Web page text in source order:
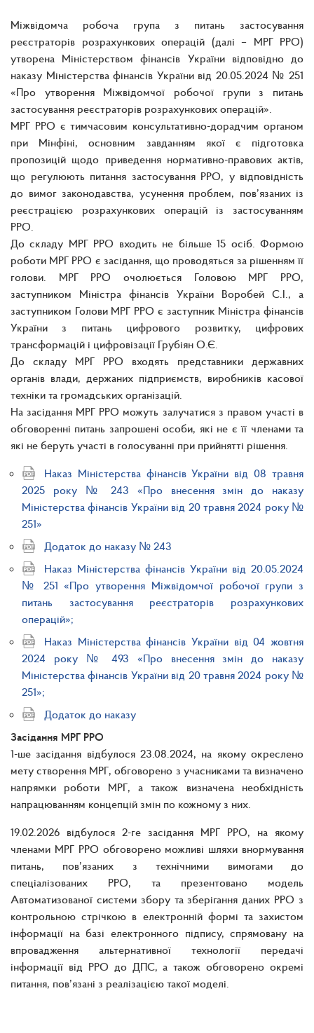
Міжвідомча робоча група з питань застосування
реєстраторів розрахункових операцій (далі – МРГ РРО)
утворена Міністерством фінансів України відповідно до
наказу Міністерства фінансів України від 20.05.2024 № 251
«Про утворення Міжвідомчої робочої групи з питань
застосування реєстраторів розрахункових операцій».
МРГ РРО є тимчасовим консультативно-дорадчим органом
при Мінфіні, основним завданням якої є підготовка
пропозицій щодо приведення нормативно-правових актів,
що регулюють питання застосування РРО, у відповідність
до вимог законодавства, усунення проблем, пов’язаних із
реєстрацією розрахункових операцій із застосуванням
РРО.
До складу МРГ РРО входить не більше 15 осіб. Формою
роботи МРГ РРО є засідання, що проводяться за рішенням її
голови. МРГ РРО очолюється Головою МРГ РРО,
заступником Міністра фінансів України Воробей С.І., а
заступником Голови МРГ РРО є заступник Міністра фінансів
України з питань цифрового розвитку, цифрових
трансформацій і цифровізації Грубіян О.Є.
До складу МРГ РРО входять представники державних
органів влади, держаних підприємств, виробників касової
техніки та громадських організацій.
На засідання МРГ РРО можуть залучатися з правом участі в
обговоренні питань запрошені особи, які не є її членами та
які не беруть участі в голосуванні при прийнятті рішення.
Наказ Міністерства фінансів України від 08 травня
2025 року № 243 «Про внесення змін до наказу
Міністерства фінансів України від 20 травня 2024 року №
251»
Додаток до наказу № 243
Наказ Міністерства фінансів України від 20.05.2024
№ 251 «Про утворення Міжвідомчої робочої групи з
питань застосування реєстраторів розрахункових
операцій»;
Наказ Міністерства фінансів України від 04 жовтня
2024 року № 493 «Про внесення змін до наказу
Міністерства фінансів України від 20 травня 2024 року №
251»;
Додаток до наказу
Засідання МРГ РРО
1-ше засідання відбулося 23.08.2024, на якому окреслено
мету створення МРГ, обговорено з учасниками та визначено
напрямки роботи МРГ, а також визначена необхідність
напрацюванням концепцій змін по кожному з них.
19.02.2026 відбулося 2-ге засідання МРГ РРО, на якому
членами МРГ РРО обговорено можливі шляхи внормування
питань, пов’язаних з технічними вимогами до
спеціалізованих РРО, та презентовано модель
Автоматизованої системи збору та зберігання даних РРО з
контрольною стрічкою в електронній формі та захистом
інформації на базі електронного підпису, спрямовану на
впровадження альтернативної технології передачі
інформації від РРО до ДПС, а також обговорено окремі
питання, пов’язані з реалізацією такої моделі.